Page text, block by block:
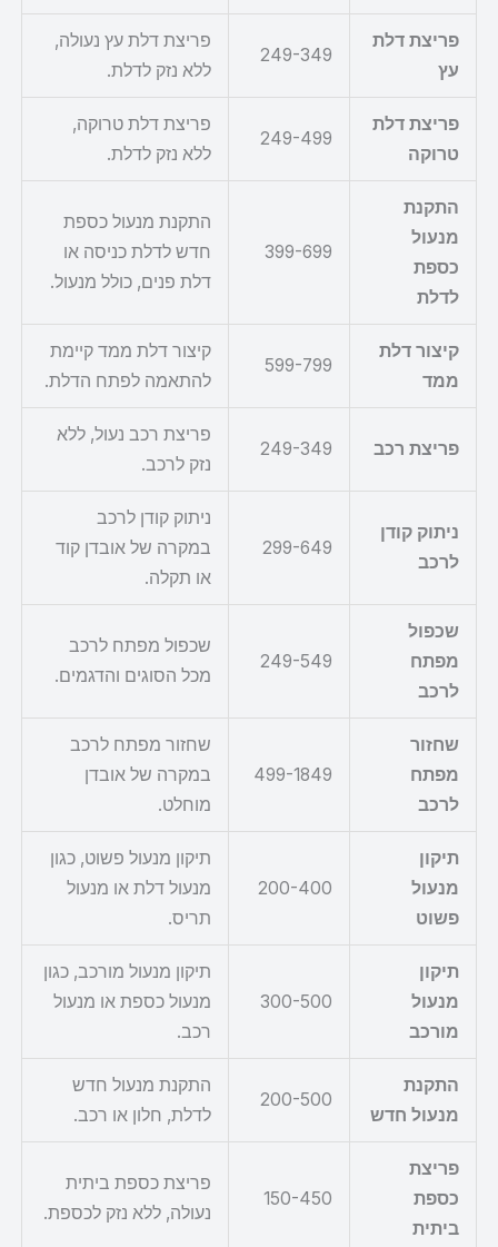
פריצת דלת
עץ
249-349
פריצת דלת עץ נעולה,
ללא נזק לדלת.
פריצת דלת
טרוקה
249-499
פריצת דלת טרוקה,
ללא נזק לדלת.
התקנת
מנעול
כספת
לדלת
399-699
התקנת מנעול כספת
חדש לדלת כניסה או
דלת פנים, כולל מנעול.
קיצור דלת
ממד
599-799
קיצור דלת ממד קיימת
להתאמה לפתח הדלת.
פריצת רכב 249-349
פריצת רכב נעול, ללא
נזק לרכב.
ניתוק קודן
לרכב
299-649
ניתוק קודן לרכב
במקרה של אובדן קוד
או תקלה.
שכפול
מפתח
לרכב
249-549
שכפול מפתח לרכב
מכל הסוגים והדגמים.
שחזור
מפתח
לרכב
499-1849
שחזור מפתח לרכב
במקרה של אובדן
מוחלט.
תיקון
מנעול
פשוט
200-400
תיקון מנעול פשוט, כגון
מנעול דלת או מנעול
תריס.
תיקון
מנעול
מורכב
300-500
תיקון מנעול מורכב, כגון
מנעול כספת או מנעול
רכב.
התקנת
מנעול חדש
200-500
התקנת מנעול חדש
לדלת, חלון או רכב.
פריצת
כספת
ביתית
150-450
פריצת כספת ביתית
נעולה, ללא נזק לכספת.